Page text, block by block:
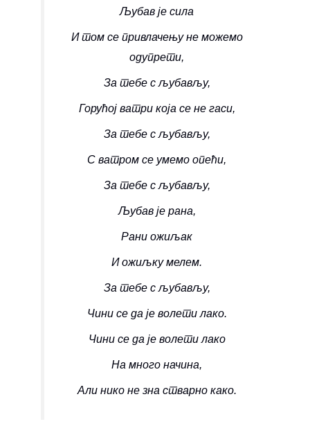
Љубав је сила
И том се привлачењу не можемо
одупрети,
За тебе с љубављу,
Горућој ватри која се не гаси,
За тебе с љубављу,
С ватром се умемо опећи,
За тебе с љубављу,
Љубав је рана,
Рани ожиљак
И ожиљку мелем.
За тебе с љубављу,
Чини се да је волети лако.
Чини се да је волети лако
На много начина,
Али нико не зна стварно како.